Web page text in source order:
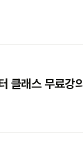
클래스 무료강의